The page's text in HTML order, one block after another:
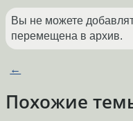
Вы не можете
перемещена в архив.
←
Похожие